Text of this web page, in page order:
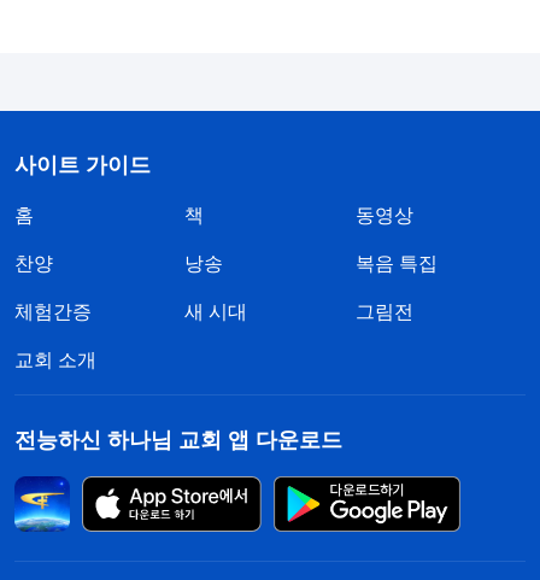
될 자격이 없었습니다. 제가 교체된 것은 모두 자업
이어서 저는 하나님의 말씀 한 단락을 또 보게 되
맡기면 이렇게 생각한다. ‘나를 이렇게 믿어 주는데
을 갖춘 이런 사람에게는 일을 맡길 수 있지 않겠느
냐? 네가 일을 맡길 수 있는 사람은 분명 네 마음에
들고 신뢰하는 사람이다. 특히 그가 너를 위해 몇 가
지 일을 매우 열심히 처리했고 네가 요구한 바를 완
사이트 가이드
홈 책 동영상
찬양 낭송 복음 특집
체험간증 새 시대 그림전
교회 소개
전능하신 하나님 교회 앱 다운로드